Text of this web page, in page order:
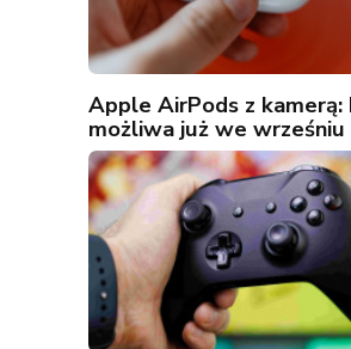
Apple AirPods z kamerą:
możliwa już we wrześniu